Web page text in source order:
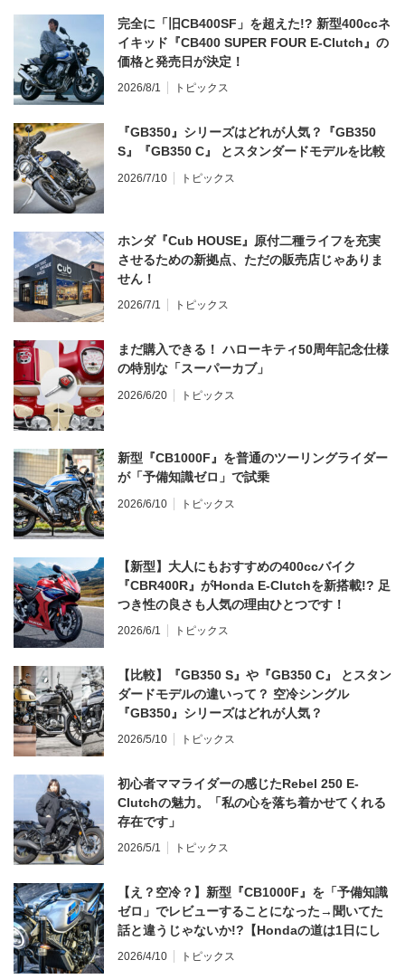
完全に「旧CB400SF」を超えた!? 新型400ccネ
イキッド『CB400 SUPER FOUR E-Clutch』の
価格と発売日が決定！
2026/8/1 トピックス
『GB350』シリーズはどれが人気？『GB350
S』『GB350 C』 とスタンダードモデルを比較
2026/7/10 トピックス
ホンダ『Cub HOUSE』原付二種ライフを充実
させるための新拠点、ただの販売店じゃありま
せん！
2026/7/1 トピックス
まだ購入できる！ ハローキティ50周年記念仕様
の特別な「スーパーカブ」
2026/6/20 トピックス
新型『CB1000F』を普通のツーリングライダー
が「予備知識ゼロ」で試乗
2026/6/10 トピックス
【新型】大人にもおすすめの400ccバイク
『CBR400R』がHonda E-Clutchを新搭載!? 足
つき性の良さも人気の理由ひとつです！
2026/6/1 トピックス
【比較】『GB350 S』や『GB350 C』 とスタン
ダードモデルの違いって？ 空冷シングル
『GB350』シリーズはどれが人気？
2026/5/10 トピックス
初心者ママライダーの感じたRebel 250 E-
Clutchの魅力。「私の心を落ち着かせてくれる
存在です」
2026/5/1 トピックス
【え？空冷？】新型『CB1000F』を「予備知識
ゼロ」でレビューすることになった→聞いてた
話と違うじゃないか!?【Hondaの道は1日にし
てならず／CB1000F ①第一印象 編】
2026/4/10 トピックス